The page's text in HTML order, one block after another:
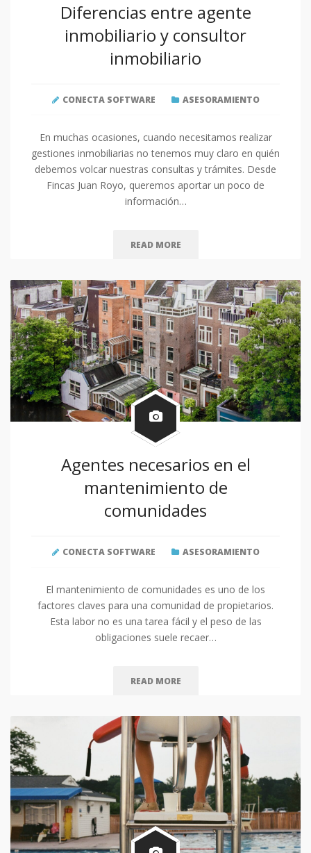
Diferencias entre agente
inmobiliario y consultor
inmobiliario
CONECTA SOFTWARE ASESORAMIENTO
En muchas ocasiones, cuando necesitamos realizar
gestiones inmobiliarias no tenemos muy claro en quién
debemos volcar nuestras consultas y trámites. Desde
Fincas Juan Royo, queremos aportar un poco de
información…
READ MORE
Agentes necesarios en el
mantenimiento de
comunidades
CONECTA SOFTWARE ASESORAMIENTO
El mantenimiento de comunidades es uno de los
factores claves para una comunidad de propietarios.
Esta labor no es una tarea fácil y el peso de las
obligaciones suele recaer…
READ MORE